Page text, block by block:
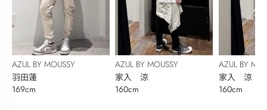
AZUL BY MOUSSY
羽田蓮
169cm
AZUL BY MOUSSY
家入 涼
160cm
AZUL BY
家入 涼
160cm